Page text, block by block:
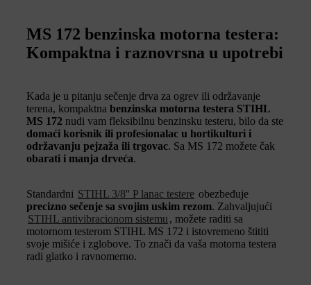
MS 172 benzinska motorna testera:
Kompaktna i raznovrsna u upotrebi
Kada je u pitanju sečenje drva za ogrev ili održavanje
terena, kompaktna benzinska motorna testera STIHL
MS 172 nudi vam fleksibilnu benzinsku testeru, bilo da ste
domaći korisnik ili profesionalac u hortikulturi i
održavanju pejzaža ili trgovac. Sa MS 172 možete čak
obarati i manja drveća.
Standardni STIHL 3/8'' P lanac testere obezbeđuje
precizno sečenje sa svojim uskim rezom. Zahvaljujući
STIHL antivibracionom sistemu , možete raditi sa
motornom testerom STIHL MS 172 i istovremeno štititi
svoje mišiće i zglobove. To znači da vaša motorna testera
radi glatko i ravnomerno.